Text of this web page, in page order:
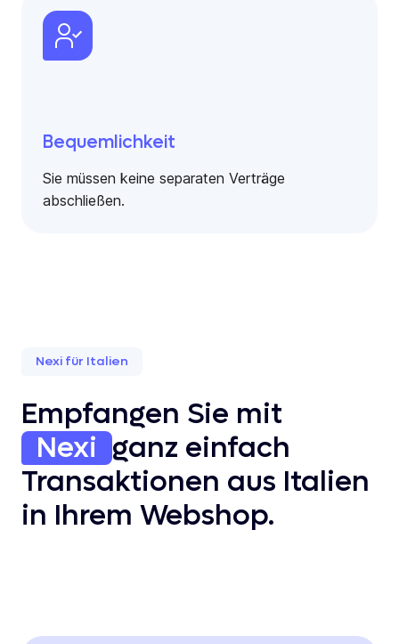
Bequemlichkeit
Sie müssen keine separaten Verträge
abschließen.
Nexi für Italien
Empfangen Sie mit
Nexi ganz einfach
Transaktionen aus Italien
in Ihrem Webshop.